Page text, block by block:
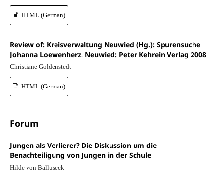
HTML (German)
Review of: Kreisverwaltung Neuwied (Hg.): Spurensuche
Johanna Loewenherz. Neuwied: Peter Kehrein Verlag 2008
Christiane Goldenstedt
HTML (German)
Forum
Jungen als Verlierer? Die Diskussion um die
Benachteiligung von Jungen in der Schule
Hilde von Balluseck